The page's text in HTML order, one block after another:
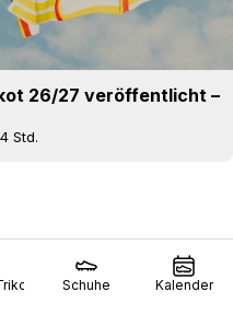
Schuhe Kalender
26/27 veröffentlicht –
4 Std.